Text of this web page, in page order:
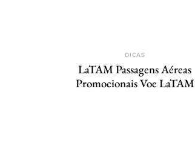
DICAS
LaTAM Passagens Aéreas
Promocionais Voe LaTAM